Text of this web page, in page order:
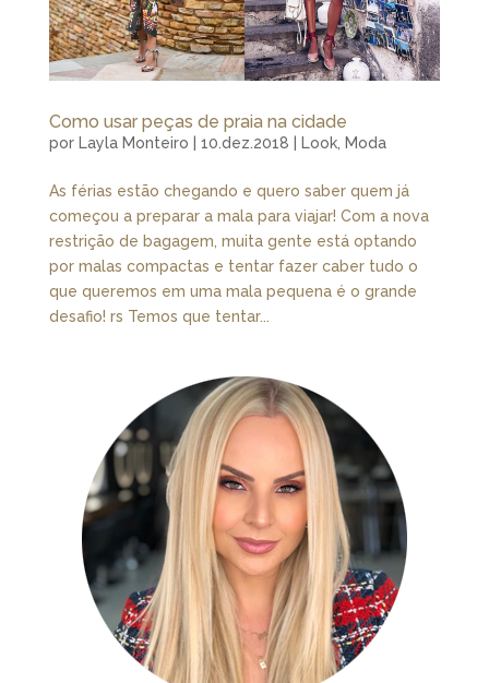
Como usar peças de praia na cidade
por Layla Monteiro 10.dez.2018 Look, Moda
As férias estão chegando e quero saber quem já
começou a preparar a mala para viajar! Com a nova
restrição de bagagem, muita gente está optando
por malas compactas e tentar fazer caber tudo o
que queremos em uma mala pequena é o grande
desafio! rs Temos que tentar...